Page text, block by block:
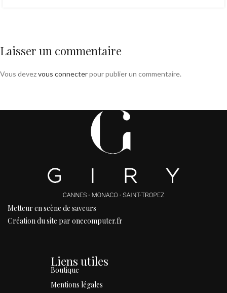
Laisser un commentaire
Vous devezvous connecterpour publier un commentaire.
Metteur en scène de saveurs
Création du site par onecomputer.fr
Liens utiles
Boutique
Mentions légales